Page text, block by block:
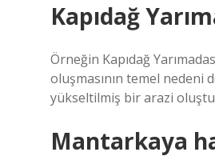
Kapıdağ
Örneğin Kapıdağ
oluşmasının temel nedeni
yükseltilmiş bir arazi
Mantarkaya